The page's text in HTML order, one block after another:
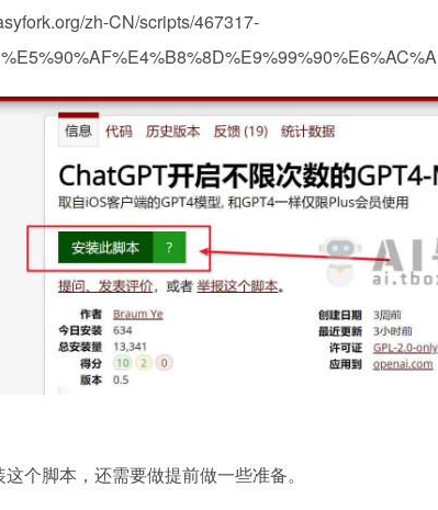
zh-CN/scripts/467317-
个脚本，还需要做提前做一些准备。